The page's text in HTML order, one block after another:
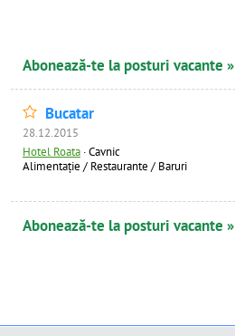
Abonează-te la posturi vacante »
Bucatar
28.12.2015
Hotel Roata ·Cavnic
Alimentație / Restaurante / Baruri
Abonează-te la posturi vacante »